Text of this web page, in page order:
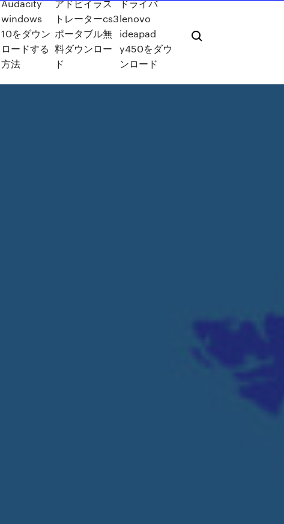
Audacity
windows
10をダウン
ロードする
方法
アドビイラス
トレーターcs3
ポータブル無
料ダウンロー
ド
ドライバ
lenovo
ideapad
y450をダウ
ンロード